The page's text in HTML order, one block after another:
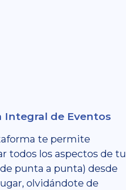
Integral de Eventos
te permite
todos los aspectos de tu
punta a punta) desde
olvidándote de